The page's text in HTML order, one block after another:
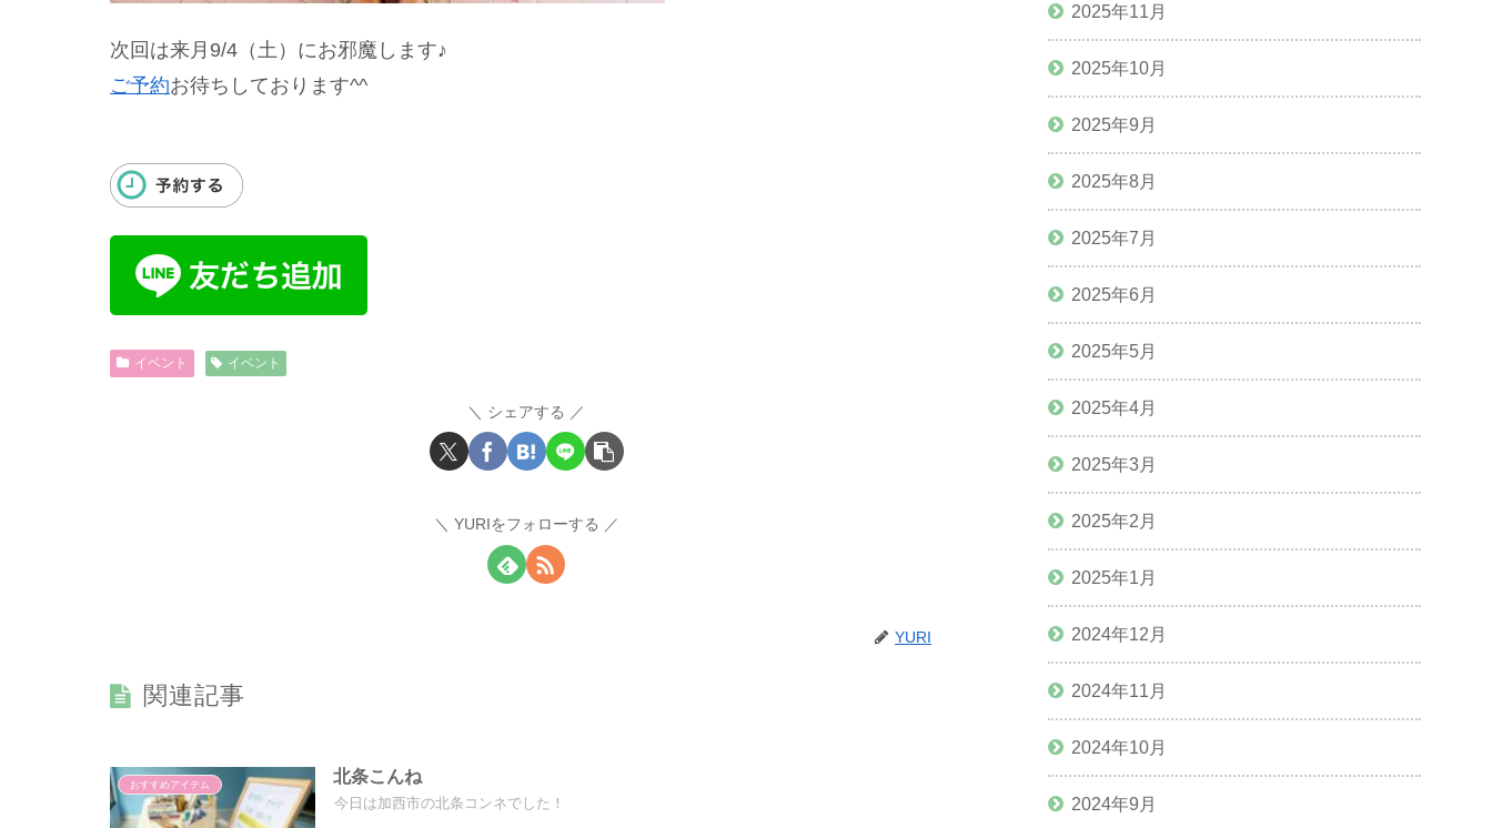
次回は来月9/4（土）にお邪魔します♪
ご予約お待ちしております^^
イベント イベント
シェアする
YURIをフォローする
YURI
関連記事
おすすめアイテム 北条こんね
今日は加西市の北条コンネでした！
2025年11月
2025年10月
2025年9月
2025年8月
2025年7月
2025年6月
2025年5月
2025年4月
2025年3月
2025年2月
2025年1月
2024年12月
2024年11月
2024年10月
2024年9月